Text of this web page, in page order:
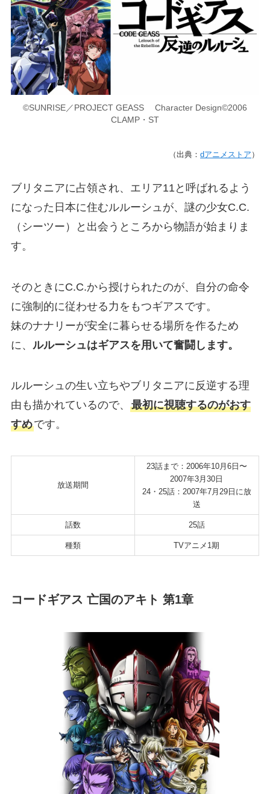
©SUNRISE／PROJECT GEASS Character Design©2006
CLAMP・ST
（出典：dアニメストア ）
ブリタニアに占領され、エリア11と呼ばれるよう
になった日本に住むルルーシュが、謎の少女C.C.
（シーツー）と出会うところから物語が始まりま
す。
そのときにC.C.から授けられたのが、自分の命令
に強制的に従わせる力をもつギアスです。
妹のナナリーが安全に暮らせる場所を作るため
に、 ルルーシュはギアスを用いて奮闘します。
ルルーシュの生い立ちやブリタニアに反逆する理
由も描かれているので、 最初に視聴するのがおす
すめです。
放送期間
23話まで：2006年10月6日〜
2007年3月30日
24・25話：2007年7月29日に放
送
話数 25話
種類 TVアニメ1期
コードギアス 亡国のアキト 第1章